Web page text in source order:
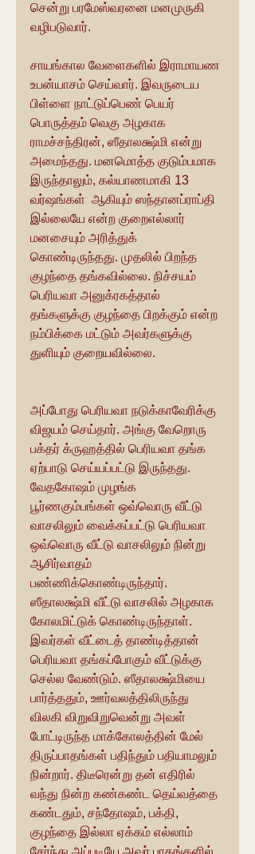
சென்று பரமேஸ்வரனை மனமுருகி
வழிபடுவார்.
சாயங்கால வேளைகளில் இராமாயண
உபன்யாசம் செய்வார். இவருடைய
பிள்ளை நாட்டுப்பெண் பெயர்
பொருத்தம் வெகு அழகாக
ராமச்சந்திரன், ஸீதாலக்ஷ்மி என்று
அமைந்தது. மனமொத்த குடும்பமாக
இருந்தாலும், கல்யாணமாகி 13
வர்ஷங்கள்  ஆகியும் ஸந்தானப்ராப்தி
இல்லையே என்ற குறைஎல்லார்
மனசையும் அரித்துக்
கொண்டிருந்தது. முதலில் பிறந்த
குழந்தை தங்கவில்லை. நிச்சயம்
பெரியவா அனுக்ரகத்தால்
தங்களுக்கு குழந்தை பிறக்கும் என்ற
நம்பிக்கை மட்டும் அவர்களுக்கு
துளியும் குறையவில்லை.
அப்போது பெரியவா நடுக்காவேரிக்கு
விஜயம் செய்தார். அங்கு வேறொரு
பக்தர் க்ருஹத்தில் பெரியவா தங்க
ஏற்பாடு செய்யப்பட்டு இருந்தது.
வேதகோஷம் முழங்க
பூர்ணகும்பங்கள் ஒவ்வொரு வீட்டு
வாசலிலும் வைக்கப்பட்டு பெரியவா
ஒவ்வொரு வீட்டு வாசலிலும் நின்று
ஆசிர்வாதம்
பண்ணிக்கொண்டிருந்தார்.
ஸீதாலக்ஷ்மி வீட்டு வாசலில் அழகாக
கோலமிட்டுக் கொண்டிருந்தாள்.
இவர்கள் வீட்டைத் தாண்டித்தான்
பெரியவா தங்கப்போகும் வீட்டுக்கு
செல்ல வேண்டும். ஸீதாலக்ஷ்மியை
பார்த்ததும், ஊர்வலத்திலிருந்து
விலகி விறுவிறுவென்று அவள்
போட்டிருந்த மாக்கோலத்தின் மேல்
திருப்பாதங்கள் பதிந்தும் பதியாமலும்
நின்றார். திடீரென்று தன் எதிரில்
வந்து நின்ற கண்கண்ட தெய்வத்தை
கண்டதும், சந்தோஷம், பக்தி,
குழந்தை இல்லா ஏக்கம் எல்லாம்